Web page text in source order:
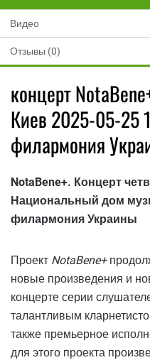
Видео
Отзывы (0)
концерт
Киев 2025-05-25
филармония
NotaBene+. Концерт
Национальный дом
филармония Украины
Проект NotaBene+
новые произведения и
концерте серии
талантливым
также премьерное
для этого проекта